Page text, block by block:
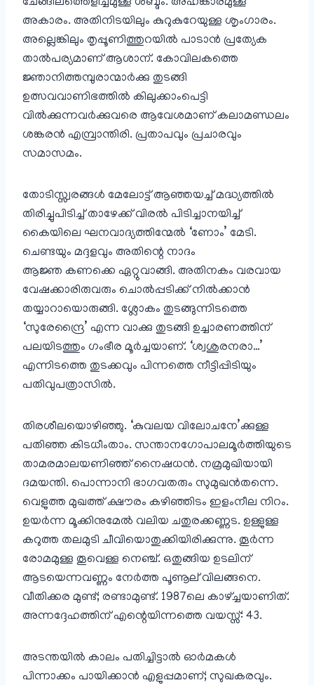
ചേങ്ങിലത്തെളിച്ചമുള്ള ശബ്ദം. അഹങ്കാരമുള്ള
അകാരം. അതിനിടയിലും കുറുകുറേയുള്ള ശൃംഗാരം.
അല്ലെങ്കിലും തൃപ്പൂണിത്തുറയിൽ പാടാൻ പ്രത്യേക
താൽ‌പര്യമാണ് ആശാന്. കോവിലകത്തെ
ജ്ഞാനിത്തമ്പുരാന്മാർക്കു തുടങ്ങി
ഉത്സവവാണിഭത്തിൽ കിലുക്കാംപെട്ടി
വിൽക്കുന്നവർക്കുവരെ ആവേശമാണ് കലാമണ്ഡലം
ശങ്കരൻ എമ്പ്രാന്തിരി. പ്രതാപവും പ്രചാരവും
സമാസമം.
തോടിസ്സ്വരങ്ങൾ മേലോട്ട് ആഞ്ഞയച്ച് മദ്ധ്യത്തിൽ
തിരിച്ചുപിടിച്ച് താഴേക്ക് വിരൽ പിടിച്ചാനയിച്ച്
കൈയിലെ ഘനവാദ്യത്തിന്മേൽ ‘ണോം’ മേടി.
ചെണ്ടയും മദ്ദളവും അതിന്റെ നാദം
ആജ്ഞ കണക്കെ ഏറ്റുവാങ്ങി. അതിനകം വരവായ
വേഷക്കാരിരുവരും ചൊൽപ്പടിക്ക് നിൽക്കാൻ
തയ്യാറായൊരുങ്ങി. ശ്ലോകം തുടങ്ങുന്നിടത്തെ
‘സുരേന്ദ്രൈ’ എന്ന വാക്കു തുടങ്ങി ഉച്ചാരണത്തിന്
പലയിടത്തും ഗംഭീര മൂർച്ചയാണ്. ‘ശ്വശുരനരാ…’
എന്നിടത്തെ തുടക്കവും പിന്നത്തെ നീട്ടിപ്പിടിയും
പതിവുപത്രാസിൽ.
തിരശീലയൊഴിഞ്ഞു. ‘കുവലയ വിലോചനേ’ക്കുള്ള
പതിഞ്ഞ കിടധീംതാം. സന്താനഗോപാലമൂർത്തിയുടെ
താമരമാലയണിഞ്ഞ് നൈഷധൻ. നമ്രമുഖിയായി
ദമയന്തി. പൊന്നാനി ഭാഗവതരും സുമുഖൻതന്നെ.
വെളുത്ത മുഖത്ത് ക്ഷൗരം കഴിഞ്ഞിടം ഇളംനീല നിറം.
ഉയർന്ന മൂക്കിനുമേൽ വലിയ ചതുരക്കണ്ണട. ഉള്ളുള്ള
കറുത്ത തലമുടി ചീവിയൊതുക്കിയിരിക്കുന്നു. തൂർന്ന
രോമമുള്ള തൂവെള്ള നെഞ്ച്. ഒതുങ്ങിയ ഉടലിന്
ആടയെന്നവണ്ണം നേർത്ത പൂണൂല് വിലങ്ങനെ.
വീതിക്കര മുണ്ട്; രണ്ടാമുണ്ട്. 1987ലെ കാഴ്ച്ചയാണിത്.
അന്നദ്ദേഹത്തിന് എന്റെയിന്നത്തെ വയസ്സ്: 43.
അടന്തയിൽ കാലം പതിച്ചിട്ടാൽ ഓർമകൾ
പിന്നാക്കം പായിക്കാൻ എളുപ്പമാണ്; സുഖകരവും.